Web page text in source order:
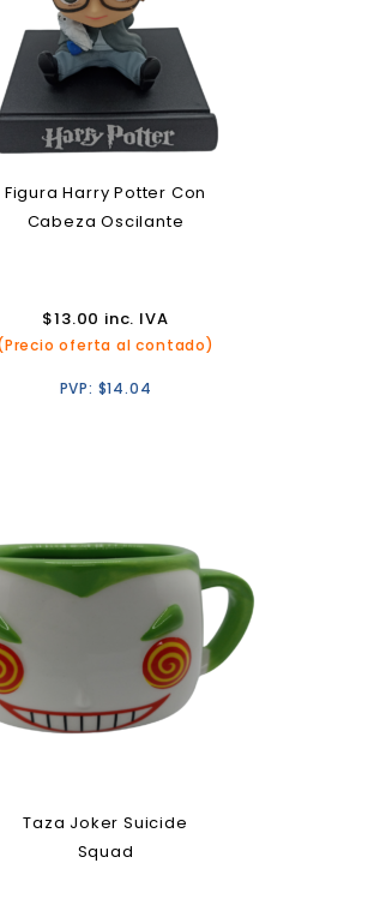
Figura Harry Potter Con
Cabeza Oscilante
$13.00 inc. IVA
oferta al contado)
PVP: $14.04
Taza Joker Suicide
Squad